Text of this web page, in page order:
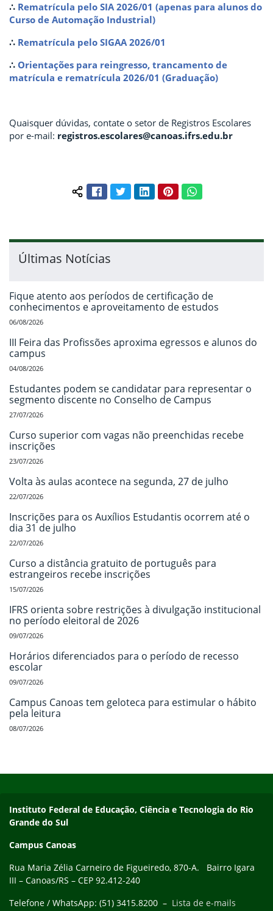
∴ Rematrícula pelo SIA 2026/01 (apenas para alunos do
Curso de Automação Industrial)
∴ Rematrícula pelo SIGAA 2026/01
∴ Orientações para reingresso, trancamento de
matrícula e rematrícula 2026/01 (Graduação)
Quaisquer dúvidas, contate o setor de Registros Escolares
por e-mail: registros.escolares@canoas.ifrs.edu.br
Compartilhar conteúdo:
FacebookTwitterLinkedInPinterestWhatsApp
Últimas Notícias
Fique atento aos períodos de certificação de
conhecimentos e aproveitamento de estudos
06/08/2026
III Feira das Profissões aproxima egressos e alunos do
campus
04/08/2026
Estudantes podem se candidatar para representar o
segmento discente no Conselho de Campus
27/07/2026
Curso superior com vagas não preenchidas recebe
inscrições
23/07/2026
Volta às aulas acontece na segunda, 27 de julho
22/07/2026
Inscrições para os Auxílios Estudantis ocorrem até o
dia 31 de julho
22/07/2026
Curso a distância gratuito de português para
estrangeiros recebe inscrições
15/07/2026
IFRS orienta sobre restrições à divulgação institucional
no período eleitoral de 2026
09/07/2026
Horários diferenciados para o período de recesso
escolar
09/07/2026
Campus Canoas tem geloteca para estimular o hábito
pela leitura
08/07/2026
Instituto Federal de Educação, Ciência e Tecnologia do Rio
Grande do Sul
Campus Canoas
Rua Maria Zélia Carneiro de Figueiredo, 870-A. Bairro Igara
III – Canoas/RS – CEP 92.412-240
Telefone / WhatsApp: (51) 3415.8200 – Lista de e-mails